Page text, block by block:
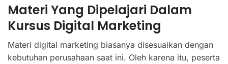
Materi Yang Dipelajari Dalam
Kursus Digital Marketing
Materi digital marketing biasanya disesuaikan dengan
kebutuhan perusahaan saat ini. Oleh karena itu, peserta